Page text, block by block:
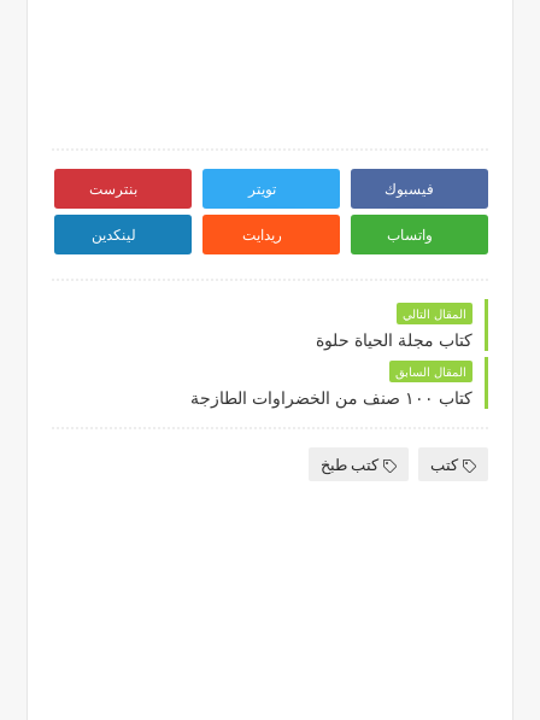
فيسبوك تويتر بنترست
واتساب ريدايت لينكدين
المقال التالي
كتاب مجلة الحياة حلوة
المقال السابق
كتاب ١٠٠ صنف من الخضراوات الطازجة
كتب كتب طبخ